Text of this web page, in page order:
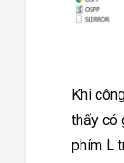
Khi
thấy có
phím L